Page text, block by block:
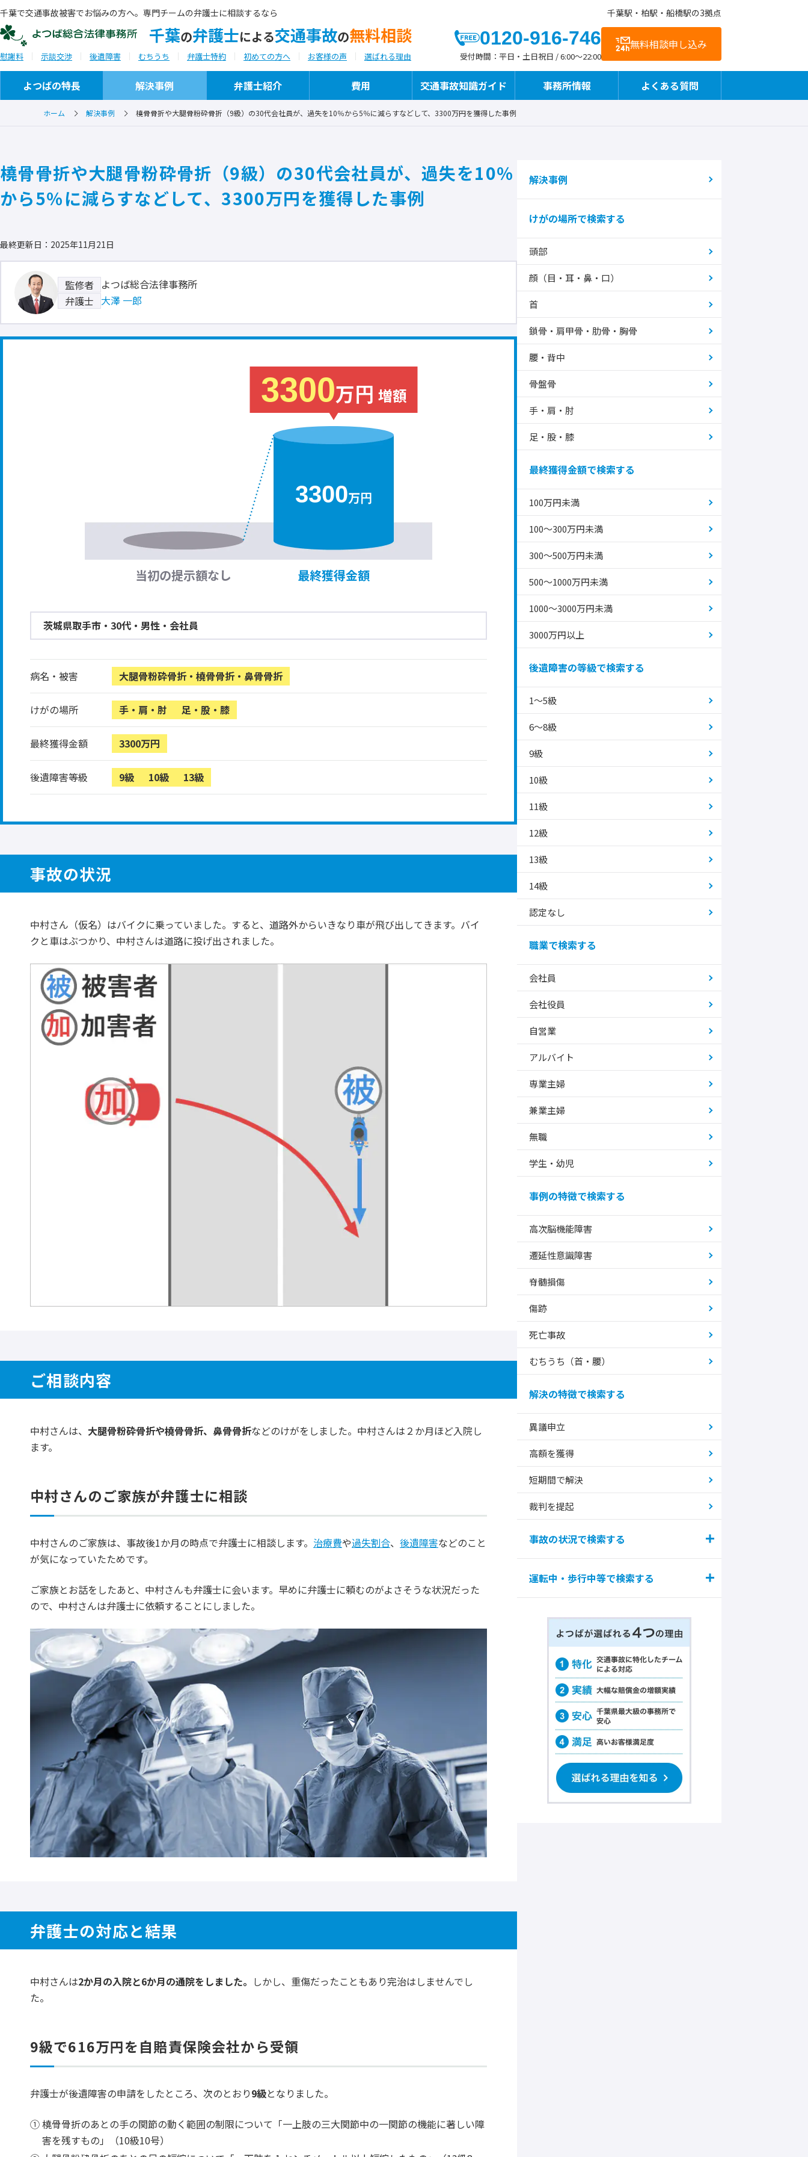
千葉で交通事故被害でお悩みの方へ。専門チームの弁護士に相談するなら
千葉の弁護士による交通事故の無料相談
千葉駅・柏駅・船橋駅の3拠点
慰謝料 示談交渉 後遺障害 むちうち 弁護士特約 初めての方へ お客様の声 選ばれる理由
0120-916-746
受付時間： 平日・土日祝日 / 6:00～22:00
無料相談申し込み
よつばの特長
ご相談実例
よつばの交通事故への「想い」と「こだわ
り」
整骨院様向けサービス
解決事例 弁護士紹介 費用 交通事故知識ガイド 事務所情報
セミナー・研修会講師 執筆・メディア掲載
よくある質問
ホーム 解決事例 橈骨骨折や大腿骨粉砕骨折（9級）の30代会社員が、過失を10％から5％に減らすなどして、3300万円を獲得した事例
橈骨骨折や大腿骨粉砕骨折（9級）の30代会社員が、過失を10％
から5％に減らすなどして、3300万円を獲得した事例
最終更新日：2025年11月21日
監修者
よつば総合法律事務所
弁護士 大澤 一郎
当初の提示額なし 最終獲得金額
3300万円
3300万円 増額
茨城県取手市・30代・男性・会社員
病名・被害 大腿骨粉砕骨折・橈骨骨折・鼻骨骨折
けがの場所 手・肩・肘 足・股・膝
最終獲得金額 3300万円
後遺障害等級 9級 10級 13級
事故の状況
中村さん（仮名）はバイクに乗っていました。すると、道路外からいきなり車が飛び出してきます。バイ
クと車はぶつかり、中村さんは道路に投げ出されました。
ご相談内容
中村さんは、 大腿骨粉砕骨折や橈骨骨折、鼻骨骨折などのけがをしました。中村さんは２か月ほど入院し
ます。
中村さんのご家族が弁護士に相談
中村さんのご家族は、事故後1か月の時点で弁護士に相談します。 治療費や過失割合、 後遺障害などのこと
が気になっていたためです。
ご家族とお話をしたあと、中村さんも弁護士に会います。早めに弁護士に頼むのがよさそうな状況だった
ので、中村さんは弁護士に依頼することにしました。
弁護士の対応と結果
中村さんは2か月の入院と6か月の通院をしました。 しかし、重傷だったこともあり完治はしませんでし
た。
9級で616万円を自賠責保険会社から受領
弁護士が後遺障害の申請をしたところ、次のとおり9級となりました。
橈骨骨折のあとの手の関節の動く範囲の制限について「一上肢の三大関節中の一関節の機能に著しい障
害を残すもの」（10級10号）
解決事例
けがの場所で検索する
頭部
顔（目・耳・鼻・口）
首
鎖骨・肩甲骨・肋骨・胸骨
腰・背中
骨盤骨
手・肩・肘
足・股・膝
最終獲得金額で検索する
100万円未満
100～300万円未満
300～500万円未満
500～1000万円未満
1000～3000万円未満
3000万円以上
後遺障害の等級で検索する
1～5級
6～8級
9級
10級
11級
12級
13級
14級
認定なし
職業で検索する
会社員
会社役員
自営業
アルバイト
専業主婦
兼業主婦
無職
学生・幼児
事例の特徴で検索する
高次脳機能障害
遷延性意識障害
脊髄損傷
傷跡
死亡事故
むちうち（首・腰）
解決の特徴で検索する
異議申立
高額を獲得
短期間で解決
裁判を提起
事故の状況で検索する
運転中・歩行中等で検索する